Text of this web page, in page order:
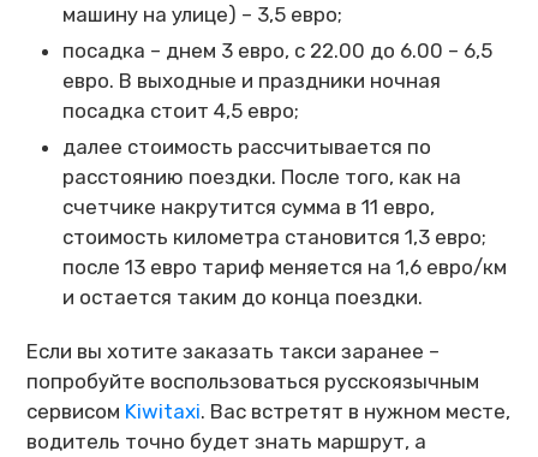
машину на улице) – 3,5 евро;
посадка – днем 3 евро, с 22.00 до 6.00 – 6,5
евро. В выходные и праздники ночная
посадка стоит 4,5 евро;
далее стоимость рассчитывается по
расстоянию поездки. После того, как на
счетчике накрутится сумма в 11 евро,
стоимость километра становится 1,3 евро;
после 13 евро тариф меняется на 1,6 евро/км
и остается таким до конца поездки.
Если вы хотите заказать такси заранее –
попробуйте воспользоваться русскоязычным
сервисом Kiwitaxi. Вас встретят в нужном месте,
водитель точно будет знать маршрут, а